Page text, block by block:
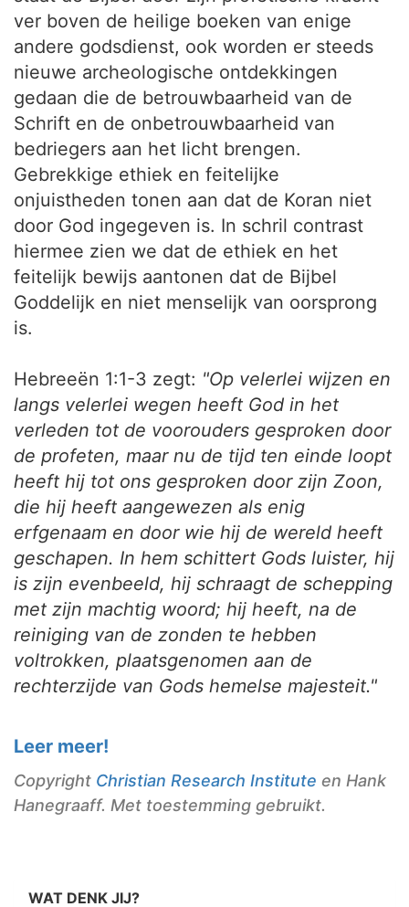
ver boven de heilige boeken van enige
andere godsdienst, ook worden er steeds
nieuwe archeologische ontdekkingen
gedaan die de betrouwbaarheid van de
Schrift en de onbetrouwbaarheid van
bedriegers aan het licht brengen.
Gebrekkige ethiek en feitelijke
onjuistheden tonen aan dat de Koran niet
door God ingegeven is. In schril contrast
hiermee zien we dat de ethiek en het
feitelijk bewijs aantonen dat de Bijbel
Goddelijk en niet menselijk van oorsprong
is.
Hebreeën 1:1-3 zegt: "Op velerlei wijzen en
langs velerlei wegen heeft God in het
verleden tot de voorouders gesproken door
de profeten, maar nu de tijd ten einde loopt
heeft hij tot ons gesproken door zijn Zoon,
die hij heeft aangewezen als enig
erfgenaam en door wie hij de wereld heeft
geschapen. In hem schittert Gods luister, hij
is zijn evenbeeld, hij schraagt de schepping
met zijn machtig woord; hij heeft, na de
reiniging van de zonden te hebben
voltrokken, plaatsgenomen aan de
rechterzijde van Gods hemelse majesteit."
Leer meer!
Copyright Christian Research Institute en Hank
Hanegraaff. Met toestemming gebruikt.
WAT DENK JIJ?